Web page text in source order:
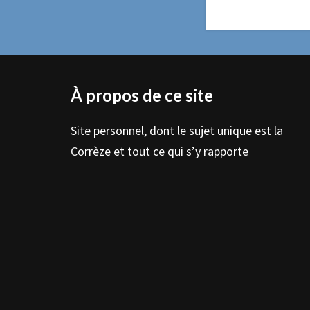
À propos de ce site
Site personnel, dont le sujet unique est la
Corrèze et tout ce qui s’y rapporte